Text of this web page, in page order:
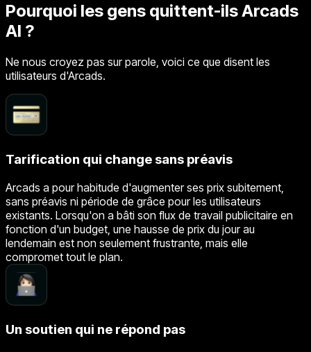
Pourquoi les gens quittent-ils Arcads
AI ?
Ne nous croyez pas sur parole, voici ce que disent les
utilisateurs d'Arcads.
Tarification qui change sans préavis
Arcads a pour habitude d'augmenter ses prix subitement,
sans préavis ni période de grâce pour les utilisateurs
existants. Lorsqu'on a bâti son flux de travail publicitaire en
fonction d'un budget, une hausse de prix du jour au
lendemain est non seulement frustrante, mais elle
compromet tout le plan.
Un soutien qui ne répond pas